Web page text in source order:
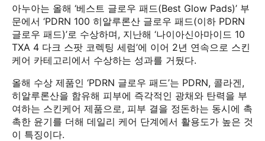
아누아는 올해 ‘베스트 글로우 패드(Best Glow Pads)’ 부
문에서 ‘PDRN 100 히알루론산 글로우 패드(이하 PDRN
글로우 패드)’로 수상하며, 지난해 ‘나이아신아마이드 10
TXA 4 다크 스팟 코렉팅 세럼’에 이어 2년 연속으로 스킨
케어 카테고리에서 수상하는 성과를 거뒀다.
올해 수상 제품인 ‘PDRN 글로우 패드’는 PDRN, 콜라겐,
히알루론산을 함유해 피부에 즉각적인 광채와 탄력을 부
여하는 스킨케어 제품으로, 피부 결을 정돈하는 동시에 촉
촉한 윤기를 더해 데일리 케어 단계에서 활용도가 높은 것
이 특징이다.